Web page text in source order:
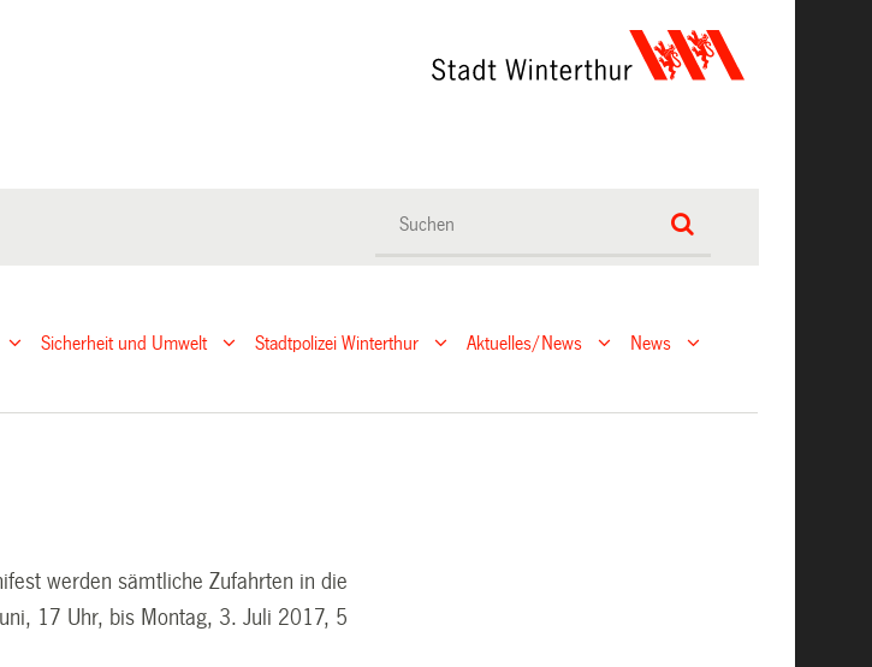
Sicherheit und Umwelt Stadtpolizei Winterthur Aktuelles/News
News
werden sämtliche Zufahrten in die
17 Uhr, bis Montag, 3. Juli 2017, 5